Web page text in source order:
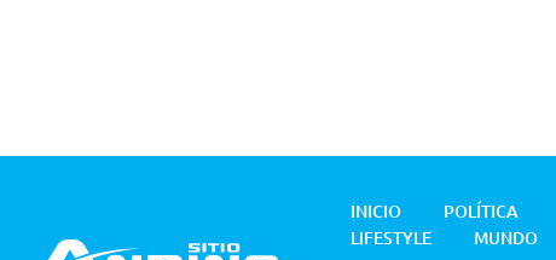
INICIO POLÍTICA
LIFESTYLE
MUNDO